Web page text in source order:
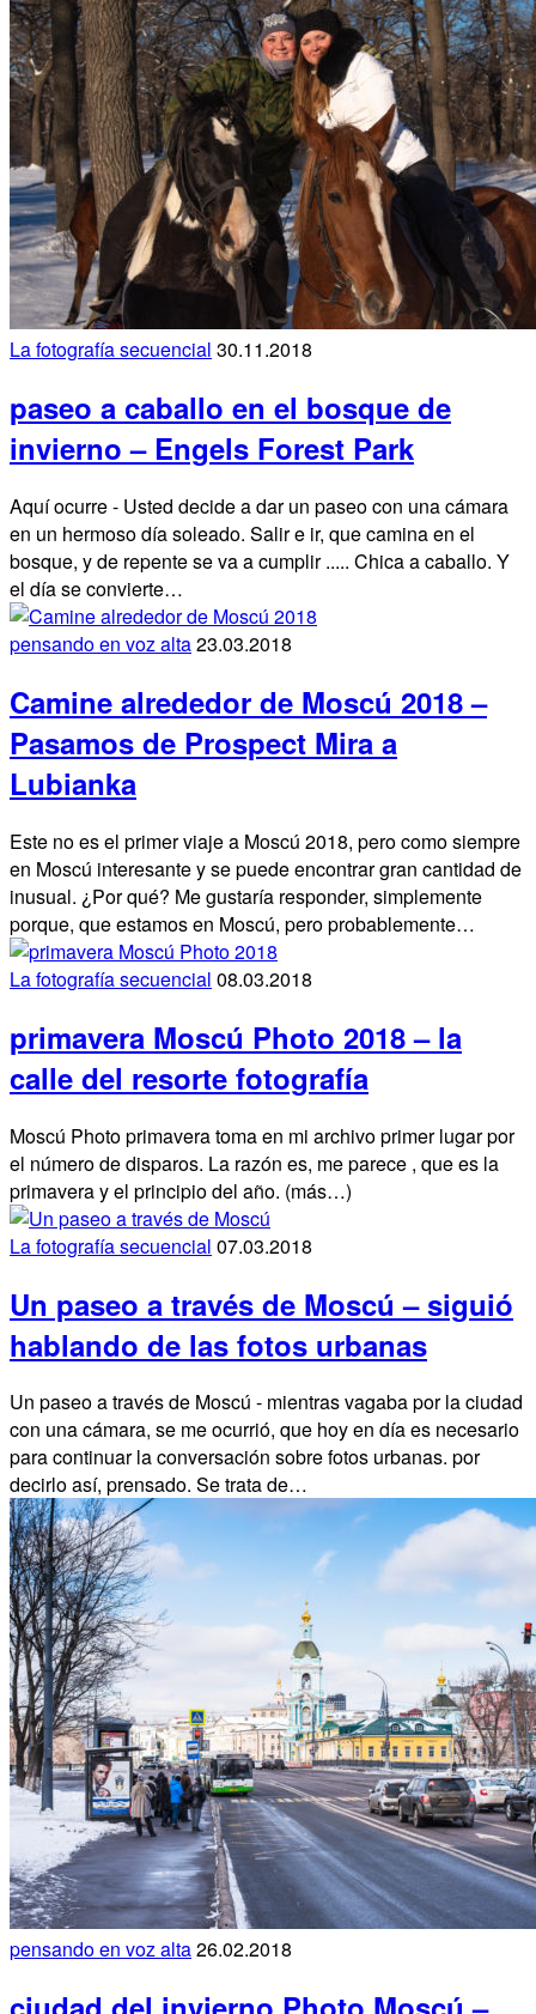
La fotografía secuencial 30.11.2018
paseo a caballo en el bosque de
invierno – Engels Forest Park
Aquí ocurre - Usted decide a dar un paseo con una cámara
en un hermoso día soleado. Salir e ir, que camina en el
bosque, y de repente se va a cumplir ..... Chica a caballo. Y
el día se convierte…
pensando en voz alta23.03.2018
Camine alrededor de Moscú 2018 –
Pasamos de Prospect Mira a
Lubianka
Este no es el primer viaje a Moscú 2018, pero como siempre
en Moscú interesante y se puede encontrar gran cantidad de
inusual. ¿Por qué? Me gustaría responder, simplemente
porque, que estamos en Moscú, pero probablemente…
La fotografía secuencial 08.03.2018
primavera Moscú Photo 2018 – la
calle del resorte fotografía
Moscú Photo primavera toma en mi archivo primer lugar por
el número de disparos. La razón es, me parece , que es la
primavera y el principio del año. (más…)
La fotografía secuencial 07.03.2018
Un paseo a través de Moscú – siguió
hablando de las fotos urbanas
Un paseo a través de Moscú - mientras vagaba por la ciudad
con una cámara, se me ocurrió, que hoy en día es necesario
para continuar la conversación sobre fotos urbanas. por
decirlo así, prensado. Se trata de…
pensando en voz alta26.02.2018